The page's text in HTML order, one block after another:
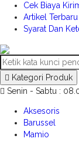
Cek Biaya
Artikel Terbaru
Syarat Dan
Kategori Produk
Senin - Sabtu :
Aksesoris
Barussel
Mamio